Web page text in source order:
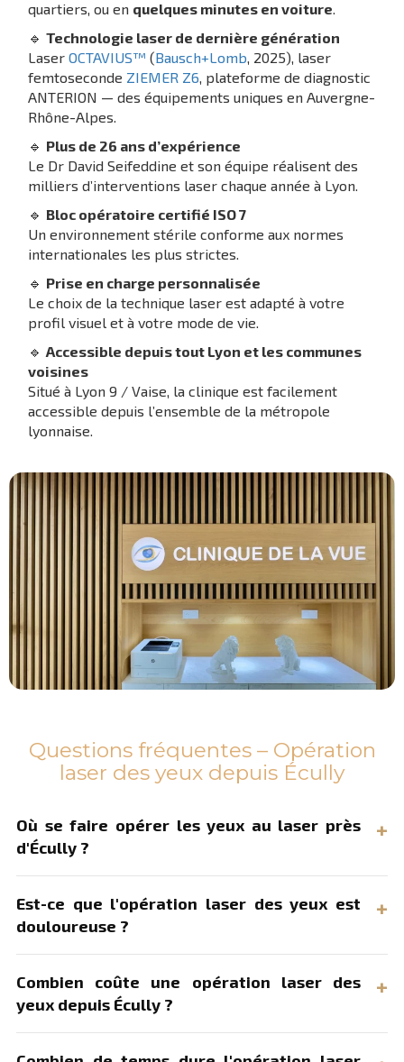
quartiers, ou en quelques minutes en voiture.
🔹Technologie laser de dernière génération
LaserOCTAVIUS™ (Bausch+Lomb, 2025), laser
femtoseconde ZIEMER Z6, plateforme de diagnostic
ANTERION — des équipements uniques en Auvergne-
Rhône-Alpes.
🔹 Plus de 26 ans d’expérience
Le Dr David Seifeddine et son équipe réalisent des
milliers d’interventions laser chaque année à Lyon.
🔹Bloc opératoire certifié ISO 7
Un environnement stérile conforme aux normes
internationales les plus strictes.
🔹 Prise en charge personnalisée
Le choix de la technique laser est adapté à votre
profil visuel et à votre mode de vie.
🔹Accessible depuis tout Lyon et les communes
voisines
Situé à Lyon 9 / Vaise, la clinique est facilement
accessible depuis l’ensemble de la métropole
lyonnaise.
Questions fréquentes – Opération
laser des yeux depuis Écully
Où se faire opérer les yeux au laser près
d'Écully ?
Est-ce que l'opération laser des yeux est
douloureuse ?
Combien coûte une opération laser des
yeux depuis Écully ?